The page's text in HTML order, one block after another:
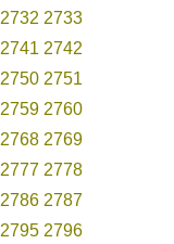
2732 2733
2741 2742
2750 2751
2759 2760
2768 2769
2777 2778
2786 2787
2795 2796